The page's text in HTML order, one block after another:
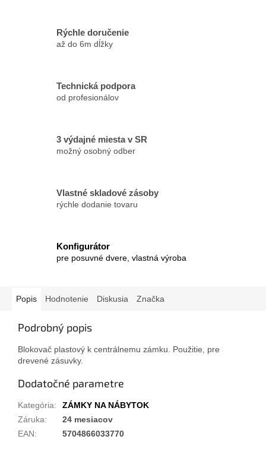
Rýchle doručenie
až do 6m dĺžky
Technická podpora
od profesionálov
3 výdajné miesta v SR
možný osobný odber
Vlastné skladové zásoby
rýchle dodanie tovaru
Konfigurátor
pre posuvné dvere, vlastná výroba
Popis Hodnotenie Diskusia Značka
Podrobný popis
Blokovač plastový k centrálnemu zámku. Použitie, pre
drevené zásuvky.
Dodatočné parametre
Kategória:
ZÁMKY NA NÁBYTOK
Záruka:
24 mesiacov
EAN: 5704866033770